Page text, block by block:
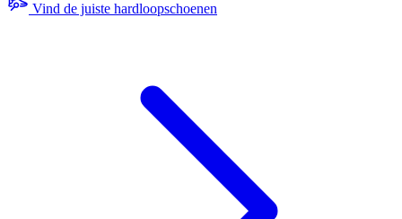
Vind de juiste hardloopschoenen